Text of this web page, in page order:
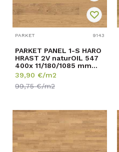
PARKET 9143
PARKET PANEL 1-S HARO
HRAST 2V naturOIL 547
400x 11/180/1085 mm
p=1,56 m2
39,90 €/m2
99,75€/m2